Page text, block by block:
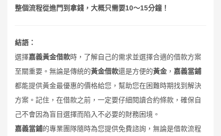
整個流程從進門到拿錢，大概只需要10～15分鐘！
結語：
選擇嘉義黃金借款時，了解自己的需求並選擇合適的借款方案
至關重要。無論是傳統的黃金借款還是方便的黃金 ， 嘉義當鋪
都能提供黃金最優惠的價格給您，幫助您在困難時期找到解決
方案。記住，在借款之前，一定要仔細閱讀合約條款，確保自
己不會因為盲目選擇而陷入不必要的財務困境。
嘉義當鋪的專業團隊隨時為您提供免費諮詢，無論是借款流程